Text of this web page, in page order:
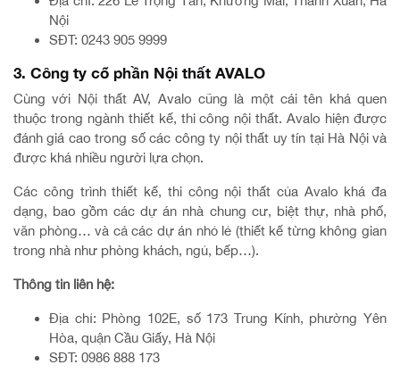
Nội
SĐT: 0243 905 9999
3. Công ty cổ phần Nội thất AVALO
Cùng với Nội thất AV, Avalo cũng là một cái tên khá quen
thuộc trong ngành thiết kế, thi công nội thất. Avalo hiện được
đánh giá cao trong số các công ty nội thất uy tín tại Hà Nội và
được khá nhiều người lựa chọn.
Các công trình thiết kế, thi công nội thất của Avalo khá đa
dạng, bao gồm các dự án nhà chung cư, biệt thự, nhà phố,
văn phòng… và cả các dự án nhỏ lẻ (thiết kế từng không gian
trong nhà như phòng khách, ngủ, bếp…).
Thông tin liên hệ:
Địa chỉ: Phòng 102E, số 173 Trung Kính, phường Yên
Hòa, quận Cầu Giấy, Hà Nội
SĐT: 0986 888 173